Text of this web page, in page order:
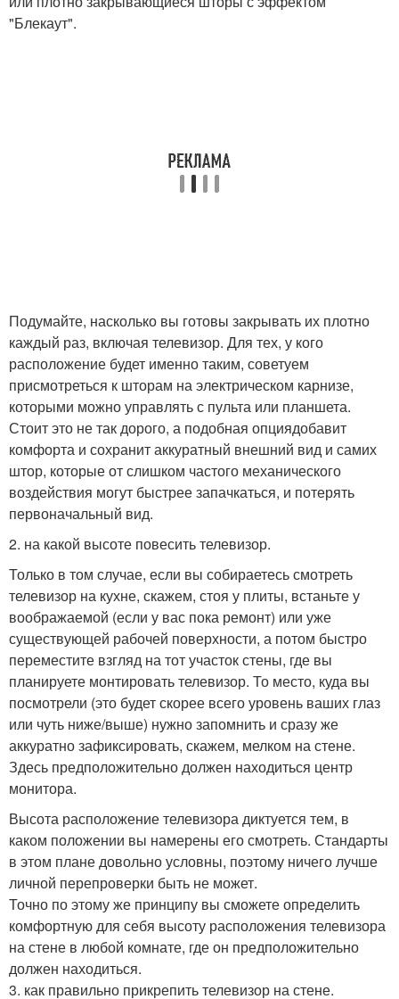
"Блекаут".
Подумайте, насколько вы готовы закрывать их плотно
каждый раз, включая телевизор. Для тех, у кого
расположение будет именно таким, советуем
присмотреться к шторам на электрическом карнизе,
которыми можно управлять с пульта или планшета.
Стоит это не так дорого, а подобная опциядобавит
комфорта и сохранит аккуратный внешний вид и самих
штор, которые от слишком частого механического
воздействия могут быстрее запачкаться, и потерять
первоначальный вид.
2. на какой высоте повесить телевизор.
Только в том случае, если вы собираетесь смотреть
телевизор на кухне, скажем, стоя у плиты, встаньте у
воображаемой (если у вас пока ремонт) или уже
существующей рабочей поверхности, а потом быстро
переместите взгляд на тот участок стены, где вы
планируете монтировать телевизор. То место, куда вы
посмотрели (это будет скорее всего уровень ваших глаз
или чуть ниже/выше) нужно запомнить и сразу же
аккуратно зафиксировать, скажем, мелком на стене.
Здесь предположительно должен находиться центр
монитора.
Высота расположение телевизора диктуется тем, в
каком положении вы намерены его смотреть. Стандарты
в этом плане довольно условны, поэтому ничего лучше
личной перепроверки быть не может.
Точно по этому же принципу вы сможете определить
комфортную для себя высоту расположения телевизора
на стене в любой комнате, где он предположительно
должен находиться.
3. как правильно прикрепить телевизор на стене.